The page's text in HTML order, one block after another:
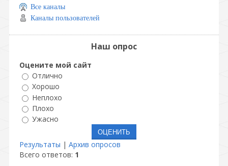
Все каналы
Каналы пользователей
Наш опрос
Оцените мой сайт
Отлично
Хорошо
Неплохо
Плохо
Ужасно
Результаты | Архив опросов
Всего ответов: 1